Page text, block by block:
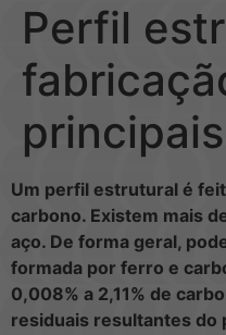
Perfil
Um perfil estrutural é
carbono. Existem mais
aço. De forma geral,
formada por ferro e
0,008% a 2,11% de
residuais resultantes do